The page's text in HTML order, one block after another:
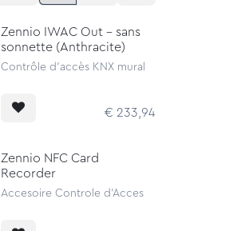
Zennio IWAC Out - sans
sonnette (Anthracite)
Contrôle d'accès KNX mural
€ 233,94
Zennio NFC Card
Recorder
Accesoire Controle d'Acces